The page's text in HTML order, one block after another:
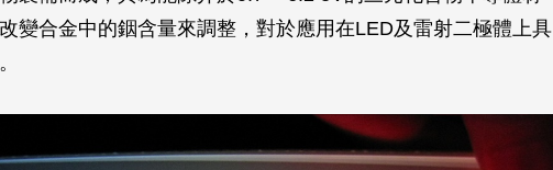
變合金中的銦含量來調整，對於應用在LED及雷射二極體上具